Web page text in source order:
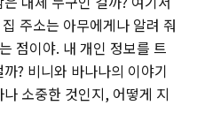
주소는 아무에게나 알려 줘
점이야. 내 개인 정보를 트
? 비니와 바나나의 이야기
소중한 것인지, 어떻게 지